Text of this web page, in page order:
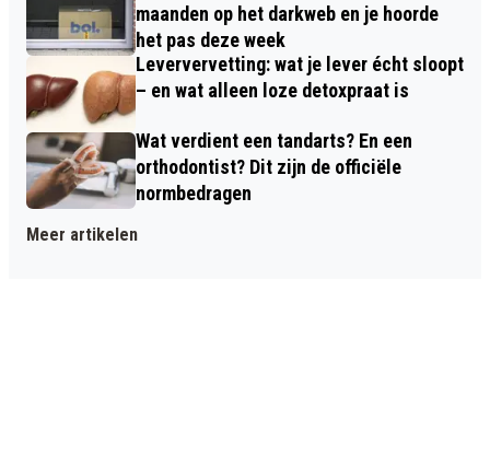
maanden op het darkweb en je hoorde
het pas deze week
Leververvetting: wat je lever écht sloopt
– en wat alleen loze detoxpraat is
Wat verdient een tandarts? En een
orthodontist? Dit zijn de officiële
normbedragen
Meer artikelen